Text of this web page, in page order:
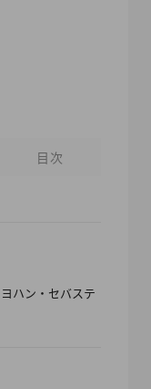
目次
ハン・セバステ